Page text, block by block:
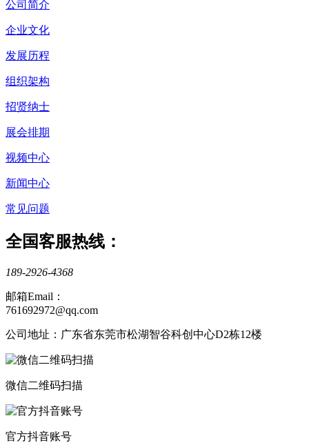
公司简介
企业文化
发展历程
组织架构
招贤纳士
展会排期
视频中心
新闻中心
常见问题
全国客服热线：
189-2926-4368
邮箱Email：
761692972@qq.com
公司地址：广东省东莞市松湖智谷科创中心D2栋12楼
微信二维码扫描
官方抖音账号